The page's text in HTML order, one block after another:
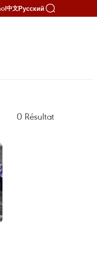
中文Русский
0 Résultat